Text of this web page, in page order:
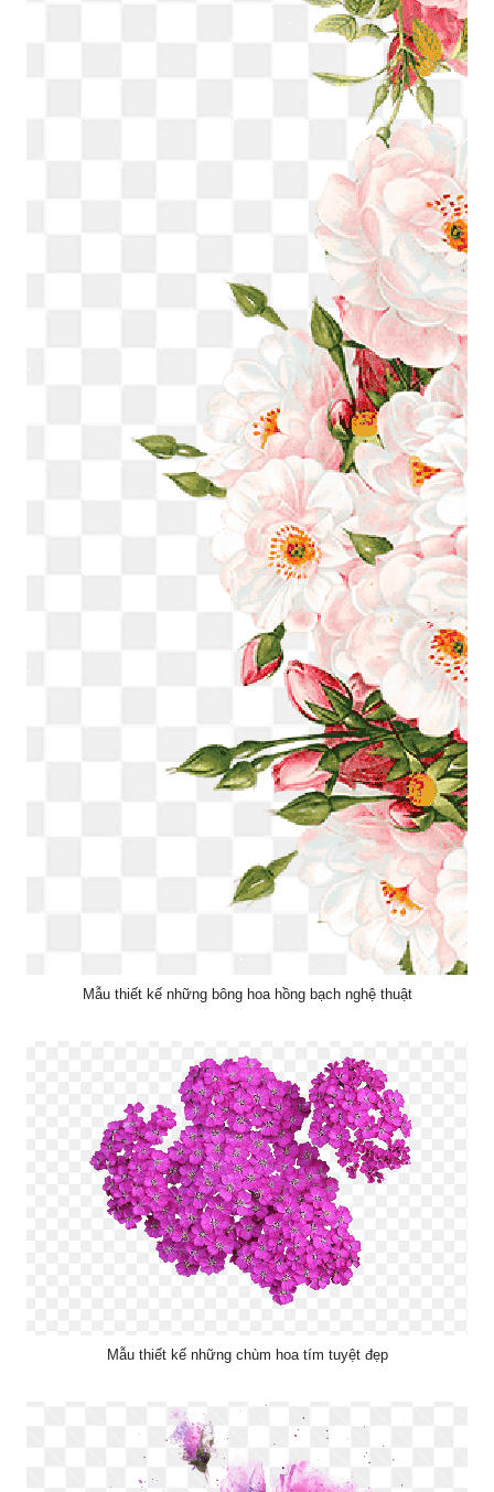
Mẫu thiết kế những bông hoa hồng bạch nghệ thuật
Mẫu thiết kế những chùm hoa tím tuyệt đẹp